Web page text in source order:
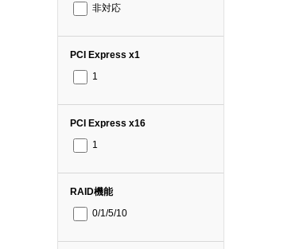
非対応
PCI Express x1
1
PCI Express x16
1
RAID機能
0/1/5/10